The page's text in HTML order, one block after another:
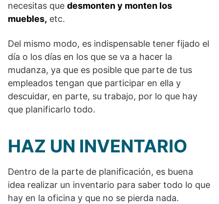
necesitas que desmonten y monten los
muebles, etc.
Del mismo modo, es indispensable tener fijado el
día o los días en los que se va a hacer la
mudanza, ya que es posible que parte de tus
empleados tengan que participar en ella y
descuidar, en parte, su trabajo, por lo que hay
que planificarlo todo.
HAZ UN INVENTARIO
Dentro de la parte de planificación, es buena
idea realizar un inventario para saber todo lo que
hay en la oficina y que no se pierda nada.